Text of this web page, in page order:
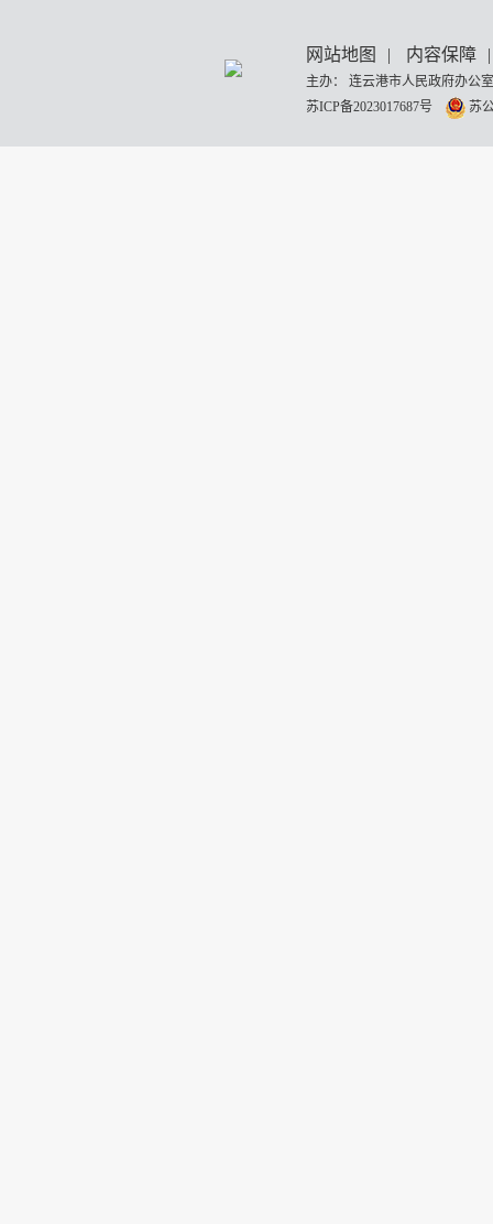
网站地图 | 内容保障 |
主办： 连云港市人民政府办
苏ICP备2023017687号
苏